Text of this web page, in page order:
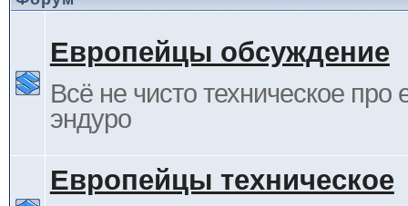
Европейцы обсуждение
Всё не чисто техническое про
эндуро
Европейцы техническое